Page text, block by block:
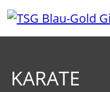
Direkt zur
Direkt zum Inhalt
KARATE